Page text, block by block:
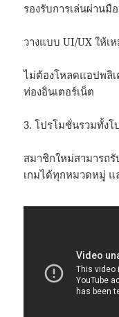
รองรับการเล่นผ่านมื
วางแบบ UI/UX ให้เ
ไม่ต้องโหลดแอปพลิ
ท่องอินเตอร์เน็ต
3. โปรโมชั่นรวมทั้ง
สมาชิกใหม่สามารถรั
เกมได้ทุกหมวดหมู่ แ